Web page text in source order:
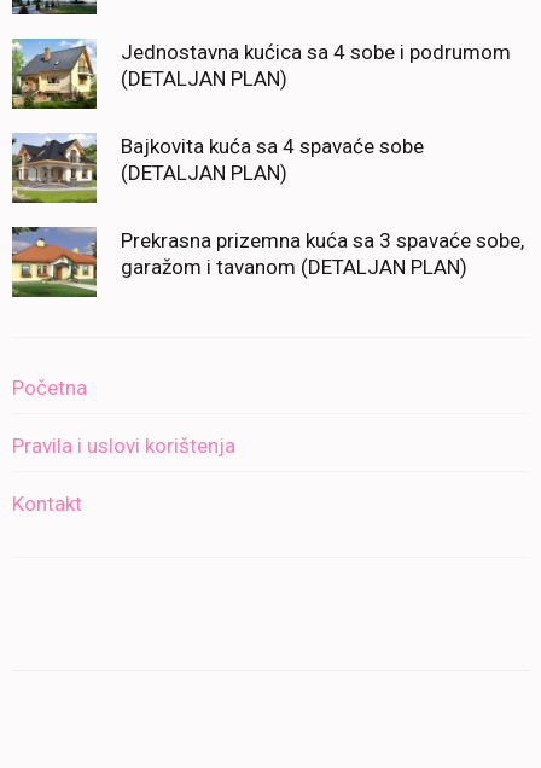
Jednostavna kućica sa 4 sobe i podrumom
(DETALJAN PLAN)
Bajkovita kuća sa 4 spavaće sobe
(DETALJAN PLAN)
Prekrasna prizemna kuća sa 3 spavaće sobe,
garažom i tavanom (DETALJAN PLAN)
Početna
Pravila i uslovi korištenja
Kontakt